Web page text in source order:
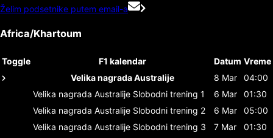
Želim podsetnike putem email-a
Africa/Khartoum
Toggle F1 kalendar Datum Vreme
Velika nagrada Australije
8 Mar
04:00
Velika nagrada Australije Slobodni trening 1 6 Mar
01:30
Velika nagrada Australije Slobodni trening 2 6 Mar
05:00
Velika nagrada Australije Slobodni trening 3 7 Mar
01:30